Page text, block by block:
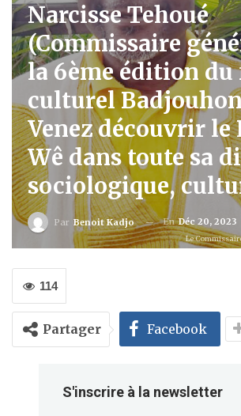
Narcisse Tehoué
(Commissaire
la 6ème édition
culturel
Venez découvrir le
Wê dans toute sa
sociologique,
Par Benoit Kadjo EnDéc 20, 2023
Le
114
Partager Facebook
S'inscrire à la newsletter